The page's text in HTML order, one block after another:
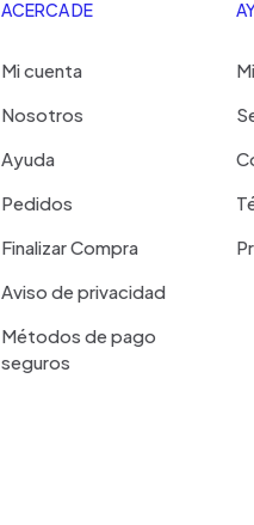
ACERCA DE
Mi cuenta
Nosotros
Ayuda
Pedidos
Finalizar Compra
Aviso de privacidad
Métodos de pago
seguros